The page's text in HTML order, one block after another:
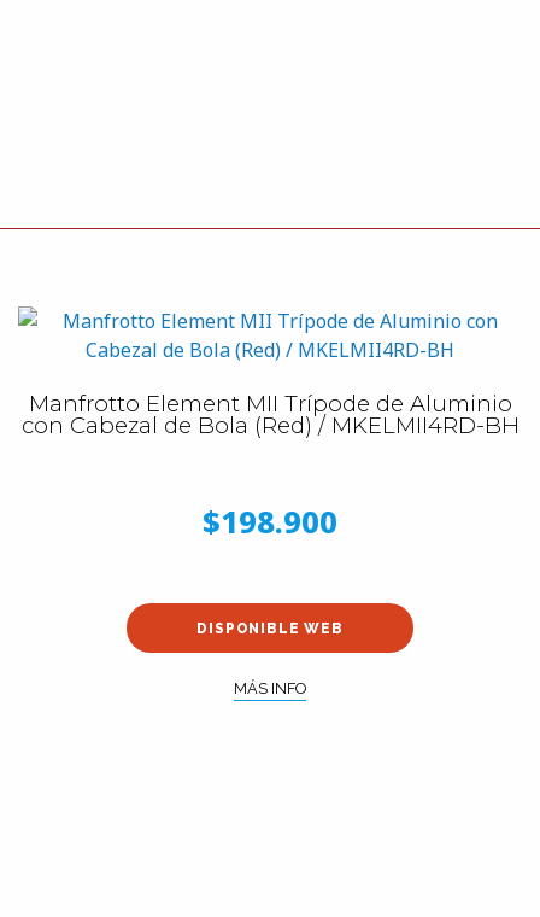
Manfrotto Element MII Trípode de Aluminio
con Cabezal de Bola (Red) / MKELMII4RD-BH
$198.900
DISPONIBLE WEB
MÁS INFO